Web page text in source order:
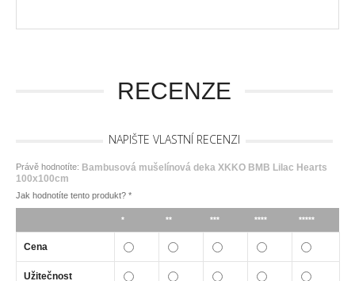
RECENZE
NAPIŠTE VLASTNÍ RECENZI
Právě hodnotíte: Bambusová mušelínová deka XKKO BMB Lilac Hearts
100x100cm
Jak hodnotíte tento produkt? *
* ** *** **** *****
Cena
Užitečnost